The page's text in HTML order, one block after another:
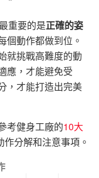
重要的是正確的姿
個動作都做到位。
就挑戰高難度的動
應，才能避免受
，才能打造出完美
考健身工廠的10大
作分解和注意事項。